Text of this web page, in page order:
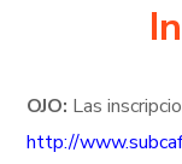
OJO: Las
http://